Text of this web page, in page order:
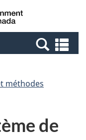
Canada
et
méthodes
de